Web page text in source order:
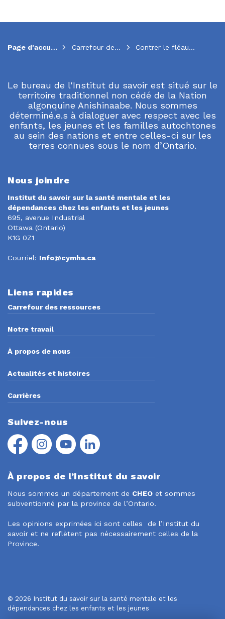
Page d'accueil Carrefour des ressources Contrer le fléau : investir tôt dans la santé mentale des enfants ontariens de 7 à 12 ans
Le bureau de l'Institut du savoir est situé sur le
territoire traditionnel non cédé de la Nation
algonquine Anishinaabe. Nous sommes
déterminé.e.s à dialoguer avec respect avec les
enfants, les jeunes et les familles autochtones
au sein des nations et entre celles-ci sur les
terres connues sous le nom d’Ontario.
Nous joindre
Institut du savoir sur la santé mentale et les
dépendances chez les enfants et les jeunes
695, avenue Industrial
Ottawa (Ontario)
K1G 0Z1
Courriel: Info@cymha.ca
Liens rapides
Carrefour des ressources
Notre travail
À propos de nous
Actualités et histoires
Carrières
Suivez-nous
FacebookInstagramYouTubeLinkedIn
À propos de l’Institut du savoir
Nous sommes un département de CHEO et sommes
subventionné par la province de l’Ontario.
Les opinions exprimées ici sont celles de l’Institut du
savoir et ne reflètent pas nécessairement celles de la
Province.
© 2026 Institut du savoir sur la santé mentale et les
dépendances chez les enfants et les jeunes